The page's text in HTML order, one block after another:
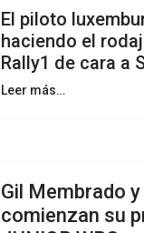
El piloto
haciendo el
Rally1 de cara a
Leer más…
Gil Membrado
comienzan su